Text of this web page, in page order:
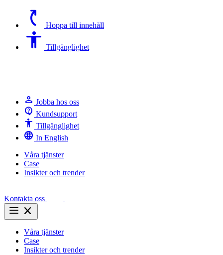
switch_access_shortcut Hoppa till innehåll
Accessibility Tillgänglighet
person Jobba hos oss
contact_support Kundsupport
Accessibility Tillgänglighet
language In English
Våra tjänster
Case
Insikter och trender
Kontakta oss
menu close
Våra tjänster
Case
Insikter och trender